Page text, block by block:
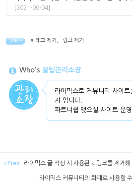
[2021-09-04]
TAG • a 태그 제거 링크 제거
Who's 꿀팁관리소장
라이믹스로 커뮤니티 사이
자 입니다.
파트너쉽 맺으실 사이트 운
Prev 라이믹스 글 작성 시 사용된 a 링크를 제거해
라이믹스 커뮤니티의 화폐로 사용할